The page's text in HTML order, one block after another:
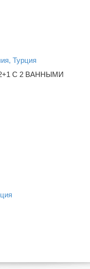
Турция
С 2 ВАННЫМИ